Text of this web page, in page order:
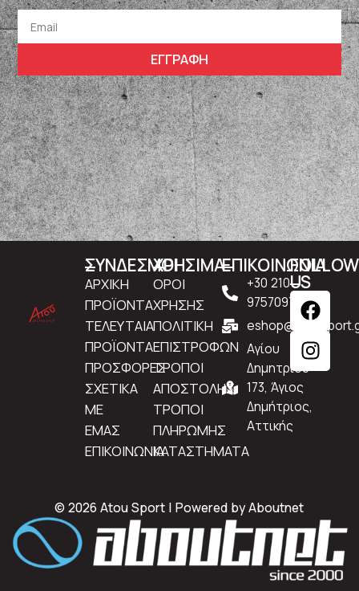
ΕΓΓΡΑΦΗ
ΣΥΝΔΕΣΜΟΙ
ΑΡΧΙΚΗ
ΠΡΟΪΟΝΤΑ
ΤΕΛΕΥΤΑΙΑ
ΠΡΟΪΟΝΤΑ
ΠΡΟΣΦΟΡΕΣ
ΣΧΕΤΙΚΑ
ΜΕ
ΕΜΑΣ
ΕΠΙΚΟΙΝΩΝΙΑ
ΧΡΗΣΙΜΑ
ΟΡΟΙ
ΧΡΗΣΗΣ
ΠΟΛΙΤΙΚΗ
ΕΠΙΣΤΡΟΦΩΝ
ΤΡΟΠΟΙ
ΑΠΟΣΤΟΛΗΣ
ΤΡΟΠΟΙ
ΠΛΗΡΩΜΗΣ
ΚΑΤΑΣΤΗΜΑΤΑ
ΕΠΙΚΟΙΝΩΝΙΑ
+30 210
9757097
Αγίου
Δημητρίου
173, Άγιος
Δημήτριος,
Αττικής
FOLLOW
US
© 2026 Atou Sport | Powered byAboutnet